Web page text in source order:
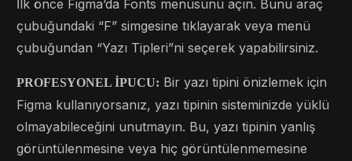
İlk önce Figma’da Fonts menüsünü açın. Bunu araç
çubuğundaki “F” simgesine tıklayarak veya menü
çubuğundan “Yazı Tipleri”ni seçerek yapabilirsiniz.
PROFESYONEL İPUCU: Bir yazı tipini önizlemek için
Figma kullanıyorsanız, yazı tipinin sisteminizde yüklü
olmayabileceğini unutmayın. Bu, yazı tipinin yanlış
görüntülenmesine veya hiç görüntülenmemesine